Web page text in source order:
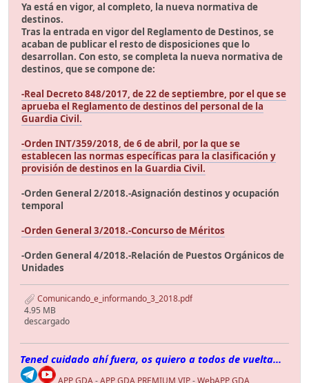
Ya está en vigor, al completo, la nueva normativa de
destinos.
Tras la entrada en vigor del Reglamento de Destinos, se
acaban de publicar el resto de disposiciones que lo
desarrollan. Con esto, se completa la nueva normativa de
destinos, que se compone de:
-Real Decreto 848/2017, de 22 de septiembre, por el que se
aprueba el Reglamento de destinos del personal de la
Guardia Civil.
-Orden INT/359/2018, de 6 de abril, por la que se
establecen las normas específicas para la clasificación y
provisión de destinos en la Guardia Civil.
-Orden General 2/2018.-Asignación destinos y ocupación
temporal
-Orden General 3/2018.-Concurso de Méritos
-Orden General 4/2018.-Relación de Puestos Orgánicos de
Unidades
Comunicando_e_informando_3_2018.pdf
4.95 MB
descargado
Tened cuidado ahí fuera, os quiero a todos de vuelta...
APP GDA -APP GDA PREMIUM VIP-WebAPP GDA